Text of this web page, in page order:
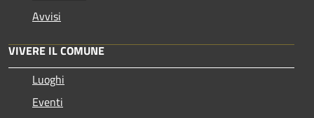
Avvisi
VIVERE IL COMUNE
Luoghi
Eventi